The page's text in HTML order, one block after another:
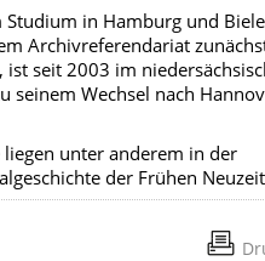
in Hamburg und
Archivreferendariat
ist seit 2003 im
seinem Wechsel nach
unter anderem in der
der Frühen